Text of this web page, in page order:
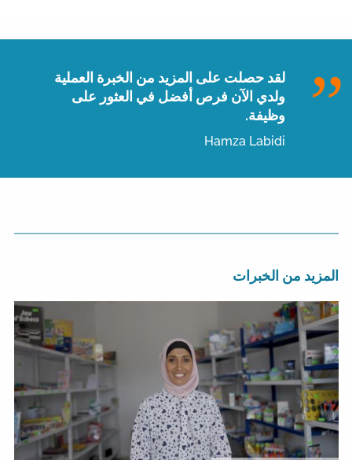
لقد حصلت على المزيد من الخبرة العملية
ولدي الآن فرص أفضل في العثور على
وظيفة.
Hamza Labidi
المزيد من الخبرات